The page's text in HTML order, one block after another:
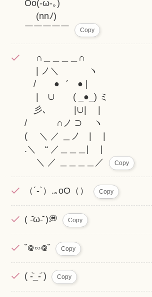
Oo(-ω-｡)
(nnﾉ)
￣￣￣￣￣
Copy
∩＿＿＿＿∩
| ノ＼ ヽ
/ ●゛ ● |
| ∪ ( _●_) ミ
彡､ |∪| |
/ ∩ノ ⊃ ヽ
( ＼ ／ ＿ノ | |
.＼ “ ／＿＿＿| |
＼ ／ ＿＿＿＿／
Copy
（´-`）.｡oO（） Copy
( -᷄ω-᷅ )💭 Copy
˘᪤∽᪤˘ Copy
( -᷅_-᷄ ) Copy